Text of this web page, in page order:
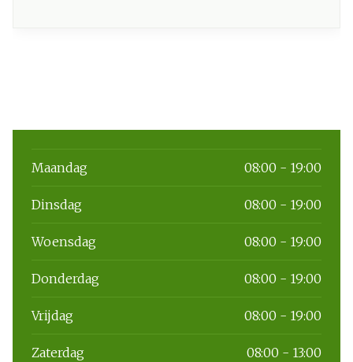
Maandag 08:00 - 19:00
Dinsdag 08:00 - 19:00
Woensdag 08:00 - 19:00
Donderdag 08:00 - 19:00
Vrijdag 08:00 - 19:00
Zaterdag 08:00 - 13:00